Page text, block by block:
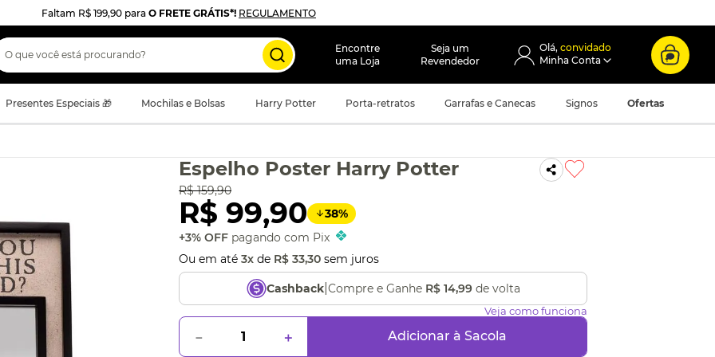
Faltam R$ 199,90 para O FRETE GRÁTIS*! REGULAMENTO
que você está procurando?
Encontre
uma Loja
Seja um
Revendedor
convidado
Presentes Especiais 🎁 Mochilas e Bolsas Harry Potter Porta-retratos Garrafas e Canecas Signos Ofertas
Espelho Poster Harry Potter
R$ 159,90
R$ 99,90 38%
+3% OFF pagando com Pix
Ou em até 3x de R$ 33,30 sem juros
Cashback| Compre e Ganhe R$ 14,99de volta
Veja como funciona
＋
－ Adicionar à Sacola